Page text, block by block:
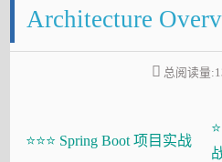
Github
大厂面试必备
Architecture
总阅读量:
⭐⭐⭐ Spring Boot 项目实战